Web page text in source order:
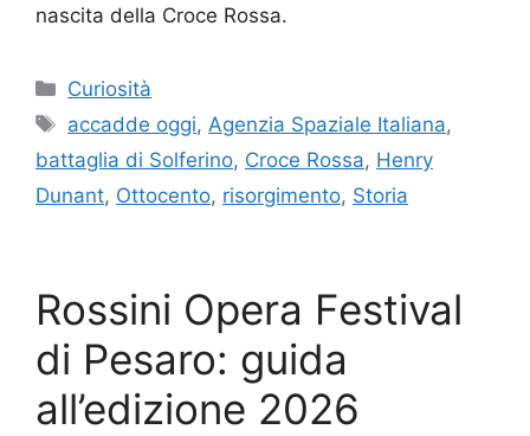
nascita della Croce Rossa.
Categorie
Curiosità
Tag
accadde oggi,Agenzia Spaziale Italiana,
battaglia di Solferino, Croce Rossa, Henry
Dunant, Ottocento, risorgimento, Storia
Rossini Opera Festival
di Pesaro: guida
all’edizione 2026